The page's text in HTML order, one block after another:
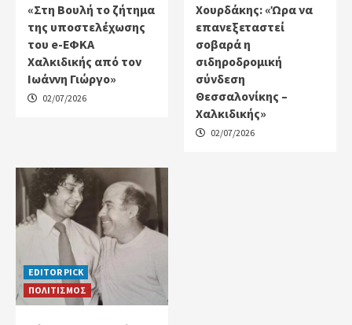
«Στη Βουλή το ζήτημα
της υποστελέχωσης
του e-ΕΦΚΑ
Χαλκιδικής από τον
Ιωάννη Γιώργο»
02/07/2026
Χουρδάκης: «Ώρα να
επανεξεταστεί
σοβαρά η
σιδηροδρομική
σύνδεση
Θεσσαλονίκης –
Χαλκιδικής»
02/07/2026
EDITOR PICK
ΠΟΛΙΤΙΣΜΟΣ